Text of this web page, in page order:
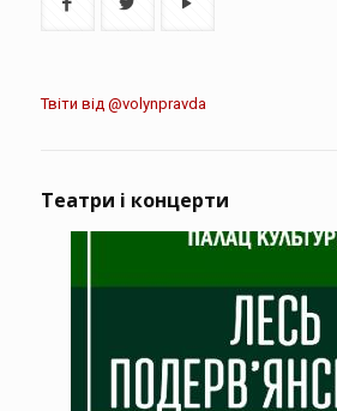
Твіти від @volynpravda
Театри і концерти